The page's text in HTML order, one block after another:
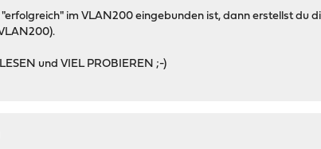
im VLAN200 eingebunden ist, dann erstellst du
und VIEL PROBIEREN ;-)